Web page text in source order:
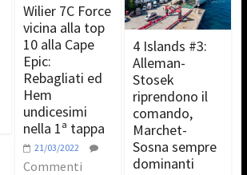
Wilier 7C Force
vicina alla top
10 alla Cape
Epic:
Rebagliati ed
Hem
undicesimi
nella 1ª tappa
21/03/2022
Commenti
4 Islands #3:
Alleman-
Stosek
riprendono il
comando,
Marchet-
Sosna sempre
dominanti